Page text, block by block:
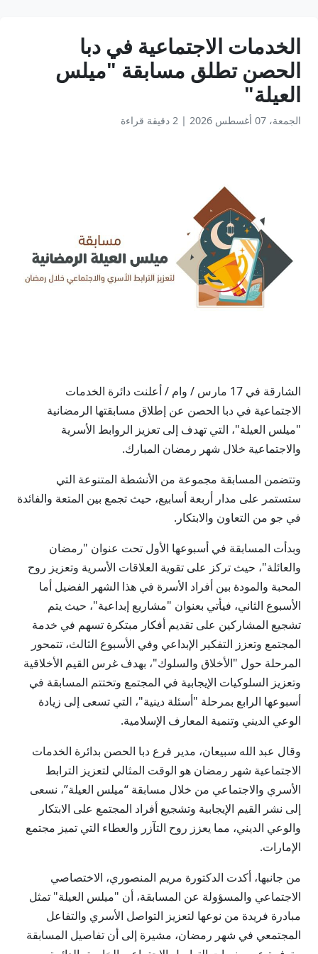
الخدمات الاجتماعية في دبا
الحصن تطلق مسابقة "ميلس
العيلة"
الجمعة، 07 أغسطس 2026 | 2 دقيقة قراءة
الشارقة في 17 مارس / وام / أعلنت دائرة الخدمات
الاجتماعية في دبا الحصن عن إطلاق مسابقتها الرمضانية
"ميلس العيلة"، التي تهدف إلى تعزيز الروابط الأسرية
والاجتماعية خلال شهر رمضان المبارك.
وتتضمن المسابقة مجموعة من الأنشطة المتنوعة التي
ستستمر على مدار أربعة أسابيع، حيث تجمع بين المتعة والفائدة
في جو من التعاون والابتكار.
وبدأت المسابقة في أسبوعها الأول تحت عنوان "رمضان
والعائلة"، حيث تركز على تقوية العلاقات الأسرية وتعزيز روح
المحبة والمودة بين أفراد الأسرة في هذا الشهر الفضيل أما
الأسبوع الثاني، فيأتي بعنوان "مشاريع إبداعية"، حيث يتم
تشجيع المشاركين على تقديم أفكار مبتكرة تسهم في خدمة
المجتمع وتعزز التفكير الإبداعي وفي الأسبوع الثالث، تتمحور
المرحلة حول "الأخلاق والسلوك"، بهدف غرس القيم الأخلاقية
وتعزيز السلوكيات الإيجابية في المجتمع وتختتم المسابقة في
أسبوعها الرابع بمرحلة "أسئلة دينية"، التي تسعى إلى زيادة
الوعي الديني وتنمية المعارف الإسلامية.
وقال عبد الله سبيعان، مدير فرع دبا الحصن بدائرة الخدمات
الاجتماعية شهر رمضان هو الوقت المثالي لتعزيز الترابط
الأسري والاجتماعي من خلال مسابقة “ميلس العيلة”، نسعى
إلى نشر القيم الإيجابية وتشجيع أفراد المجتمع على الابتكار
والوعي الديني، مما يعزز روح التآزر والعطاء التي تميز مجتمع
الإمارات.
من جانبها، أكدت الدكتورة مريم المنصوري، الاختصاصي
الاجتماعي والمسؤولة عن المسابقة، أن "ميلس العيلة" تمثل
مبادرة فريدة من نوعها لتعزيز التواصل الأسري والتفاعل
المجتمعي في شهر رمضان، مشيرة إلى أن تفاصيل المسابقة